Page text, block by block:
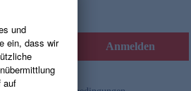
Anmelden